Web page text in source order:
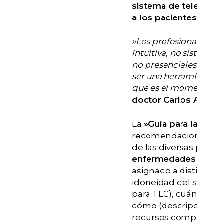
sistema de
a los
»Los
intuitiva, no
no
ser una
que es el
doctor Carlos
La »Guía para
de las diversas
asignado a
idoneidad del
para TLC),
cómo
recursos